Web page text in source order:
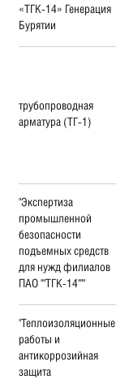
«ТГК-14» Генерация
Бурятии
трубопроводная
арматура (ТГ-1)
"Экспертиза
промышленной
безопасности
подъемных средств
для нужд филиалов
ПАО ""ТГК-14"""
"Теплоизоляционные
работы и
антикоррозийная
защита